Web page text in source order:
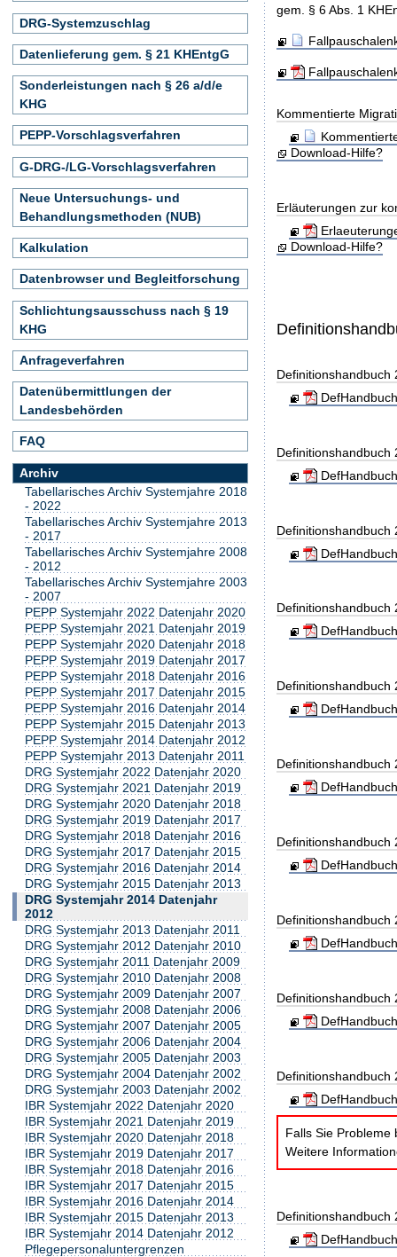
gem. § 6 Abs. 1
Kommentierte
Download-Hilfe?
Erläuterungen zur
Download-Hilfe?
Definitionshandbuch
Definitionshandbuch
Definitionshandbuch
Definitionshandbuch
Definitionshandbuch
Definitionshandbuch
Definitionshandbuch
Definitionshandbuch
Definitionshandbuch
Definitionshandbuch
Falls Sie Probleme
Weitere
Definitionshandbuch
DRG-Systemzuschlag
Datenlieferung gem. § 21 KHEntgG
Sonderleistungen nach § 26 a/d/e
KHG
PEPP-Vorschlagsverfahren
G-DRG-/LG-Vorschlagsverfahren
Neue Untersuchungs- und
Behandlungsmethoden (NUB)
Kalkulation
Datenbrowser und Begleitforschung
Schlichtungsausschuss nach § 19
KHG
Anfrageverfahren
Datenübermittlungen der
Landesbehörden
FAQ
Archiv
Tabellarisches Archiv Systemjahre 2018
- 2022
Tabellarisches Archiv Systemjahre 2013
- 2017
Tabellarisches Archiv Systemjahre 2008
- 2012
Tabellarisches Archiv Systemjahre 2003
- 2007
PEPP Systemjahr 2022 Datenjahr 2020
PEPP Systemjahr 2021 Datenjahr 2019
PEPP Systemjahr 2020 Datenjahr 2018
PEPP Systemjahr 2019 Datenjahr 2017
PEPP Systemjahr 2018 Datenjahr 2016
PEPP Systemjahr 2017 Datenjahr 2015
PEPP Systemjahr 2016 Datenjahr 2014
PEPP Systemjahr 2015 Datenjahr 2013
PEPP Systemjahr 2014 Datenjahr 2012
PEPP Systemjahr 2013 Datenjahr 2011
DRG Systemjahr 2022 Datenjahr 2020
DRG Systemjahr 2021 Datenjahr 2019
DRG Systemjahr 2020 Datenjahr 2018
DRG Systemjahr 2019 Datenjahr 2017
DRG Systemjahr 2018 Datenjahr 2016
DRG Systemjahr 2017 Datenjahr 2015
DRG Systemjahr 2016 Datenjahr 2014
DRG Systemjahr 2015 Datenjahr 2013
DRG Systemjahr 2014 Datenjahr
2012
DRG Systemjahr 2013 Datenjahr 2011
DRG Systemjahr 2012 Datenjahr 2010
DRG Systemjahr 2011 Datenjahr 2009
DRG Systemjahr 2010 Datenjahr 2008
DRG Systemjahr 2009 Datenjahr 2007
DRG Systemjahr 2008 Datenjahr 2006
DRG Systemjahr 2007 Datenjahr 2005
DRG Systemjahr 2006 Datenjahr 2004
DRG Systemjahr 2005 Datenjahr 2003
DRG Systemjahr 2004 Datenjahr 2002
DRG Systemjahr 2003 Datenjahr 2002
IBR Systemjahr 2022 Datenjahr 2020
IBR Systemjahr 2021 Datenjahr 2019
IBR Systemjahr 2020 Datenjahr 2018
IBR Systemjahr 2019 Datenjahr 2017
IBR Systemjahr 2018 Datenjahr 2016
IBR Systemjahr 2017 Datenjahr 2015
IBR Systemjahr 2016 Datenjahr 2014
IBR Systemjahr 2015 Datenjahr 2013
IBR Systemjahr 2014 Datenjahr 2012
Pflegepersonaluntergrenzen